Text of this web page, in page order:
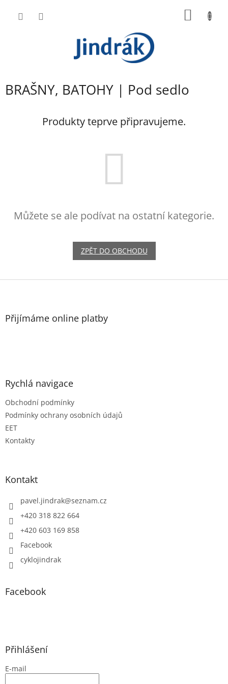
BRAŠNY, BATOHY | Pod sedlo
Produkty teprve připravujeme.
Můžete se ale podívat na ostatní kategorie.
ZPĚT DO OBCHODU
Z
Přijímáme online platby
Rychlá navigace
Obchodní podmínky
Podmínky ochrany osobních údajů
EET
Kontakty
Kontakt
pavel.jindrak@seznam.cz
+420 318 822 664
+420 603 169 858
Facebook
cyklojindrak
Facebook
Přihlášení
E-mail